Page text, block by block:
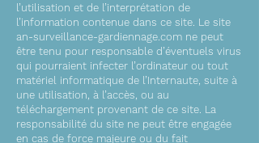
l’utilisation et de l’interprétation de
l’information contenue dans ce site. Le site
an-surveillance-gardiennage.com ne peut
être tenu pour responsable d’éventuels virus
qui pourraient infecter l’ordinateur ou tout
matériel informatique de l’Internaute, suite à
une utilisation, à l’accès, ou au
téléchargement provenant de ce site. La
responsabilité du site ne peut être engagée
en cas de force majeure ou du fait